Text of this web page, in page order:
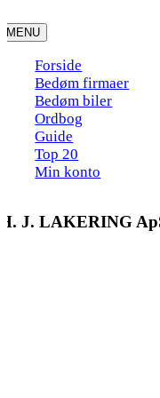
to
content
MENU
Forside
Bedøm firmaer
Bedøm biler
Ordbog
Guide
Top 20
Min konto
J. LAKERING